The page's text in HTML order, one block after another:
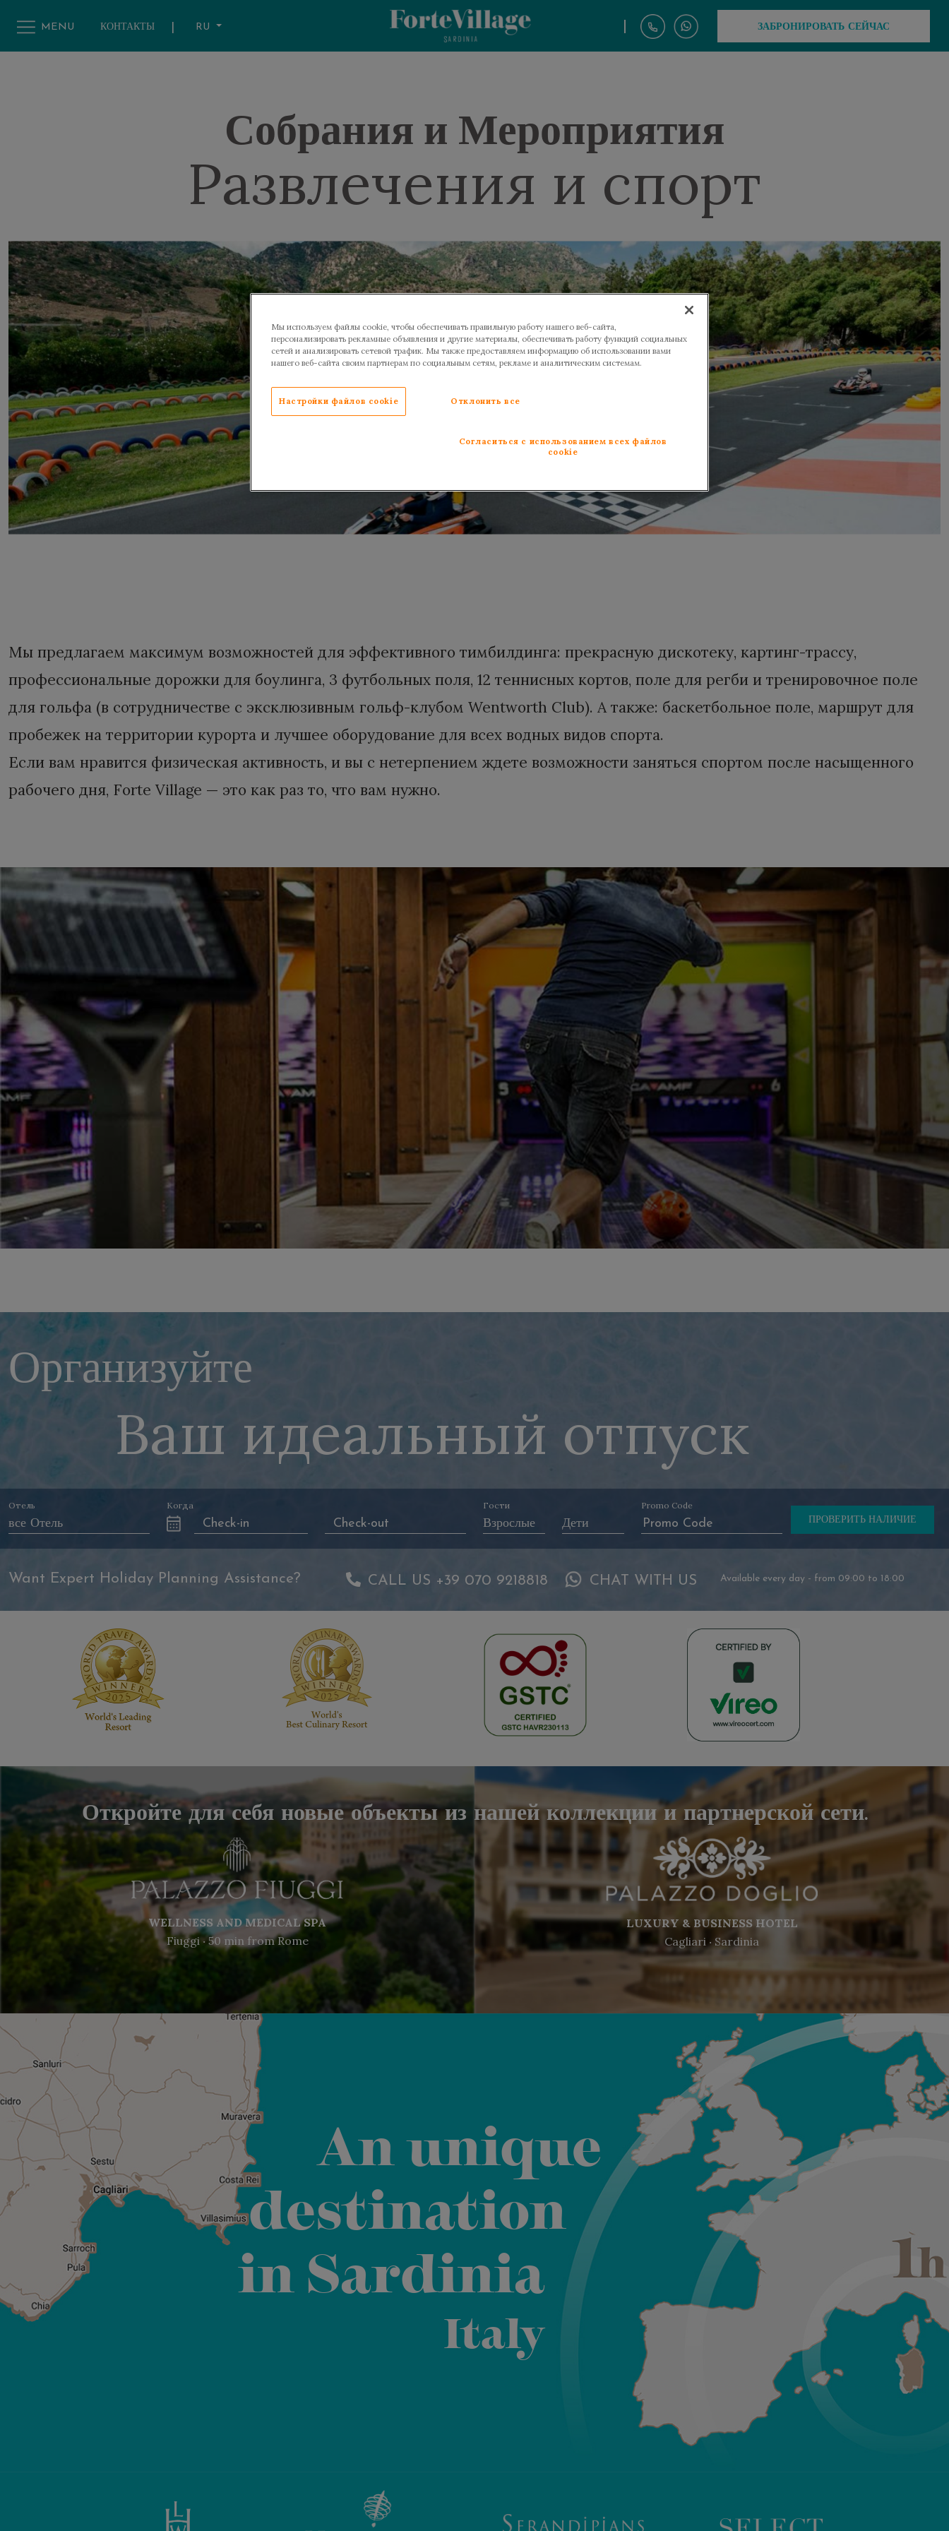
MENU КОНТАКТЫ | RU | ЗАБРОНИРОВАТЬ СЕЙЧАС
Собрания и Мероприятия
Развлечения и спорт
Мы предлагаем максимум возможностей для эффективного тимбилдинга: прекрасную дискотеку, картинг-трассу,
профессиональные дорожки для боулинга, 3 футбольных поля, 12 теннисных кортов, поле для регби и тренировочное поле
для гольфа (в сотрудничестве с эксклюзивным гольф-клубом Wentworth Club). А также: баскетбольное поле, маршрут для
пробежек на территории курорта и лучшее оборудование для всех водных видов спорта.
Если вам нравится физическая активность, и вы с нетерпением ждете возможности заняться спортом после насыщенного
рабочего дня, Forte Village — это как раз то, что вам нужно.
Организуйте
Ваш идеальный отпуск
Отель Когда Гости Promo Code
Want Expert Holiday Planning Assistance? CALL US +39 070 9218818 CHAT WITH US Available every day - from 09:00 to 18:00
Откройте для себя новые объекты из нашей коллекции и партнерской сети.
WELLNESS AND MEDICAL SPA
Fiuggi ‧ 50 min from Rome
LUXURY & BUSINESS HOTEL
Cagliari ‧ Sardinia
An unique
destination
in Sardinia
Italy
Мы используем файлы cookie, чтобы обеспечивать правильную работу нашего веб-сайта,
персонализировать рекламные объявления и другие материалы, обеспечивать работу функций социальных
сетей и анализировать сетевой трафик. Мы также предоставляем информацию об использовании вами
нашего веб-сайта своим партнерам по социальным сетям, рекламе и аналитическим системам.
Отклонить все
Согласиться с использованием всех файлов
cookie
Настройки файлов cookie